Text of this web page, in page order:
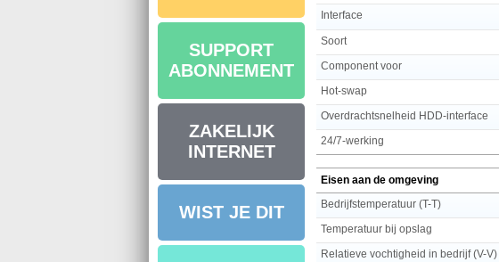
SUPPORT
ABONNEMENT
ZAKELIJK
INTERNET
WIST JE DIT
Interface
Soort
Component voor
Hot-swap
Overdrachtsnelheid HDD-interface
24/7-werking
Eisen aan de omgeving
Bedrijfstemperatuur (T-T)
Temperatuur bij opslag
Relatieve vochtigheid in bedrijf (V-V)